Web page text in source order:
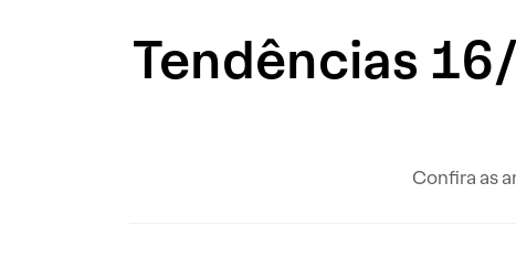
Tendências
Confira as